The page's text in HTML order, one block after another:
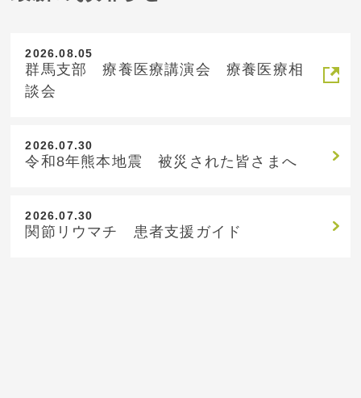
2026.08.05
群馬支部 療養医療講演会 療養医療相
談会
2026.07.30
令和8年熊本地震 被災された皆さまへ
2026.07.30
関節リウマチ 患者支援ガイド